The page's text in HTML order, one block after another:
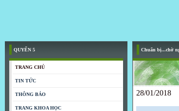
QUYỂN 5
TRANG CHỦ
TIN TỨC
THÔNG BÁO
TRANG KHOA HỌC
Chuẩn bị...chờ
28/01/2018